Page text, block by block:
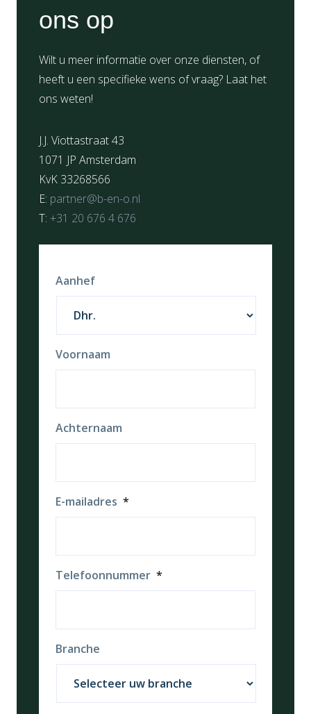
ons op
Wilt u meer informatie over onze diensten, of
heeft u een specifieke wens of vraag? Laat het
ons weten!
J.J. Viottastraat 43
1071 JP Amsterdam
KvK 33268566
E: partner@b-en-o.nl
T: +31 20 676 4 676
Aanhef
Voornaam
Achternaam
E-mailadres *
Telefoonnummer *
Branche